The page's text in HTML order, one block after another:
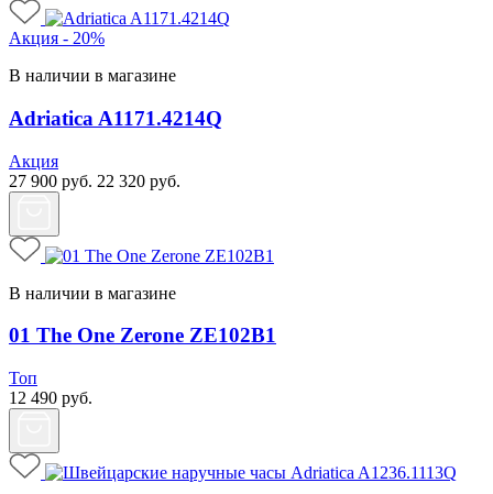
Акция - 20%
В наличии в магазине
Adriatica A1171.4214Q
Акция
27 900 руб. 22 320 руб.
В наличии в магазине
01 The One Zerone ZE102B1
Топ
12 490 руб.